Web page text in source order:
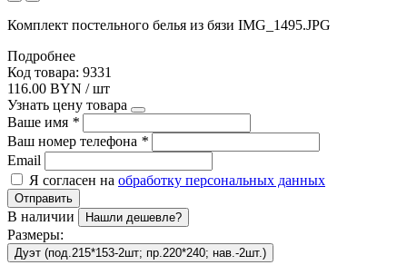
Комплект постельного белья из бязи IMG_1495.JPG
Подробнее
Код товара: 9331
116.00 BYN / шт
Узнать цену товара
Ваше имя *
Ваш номер телефона *
Email
Я согласен на обработку персональных данных
Отправить
В наличии Нашли дешевле?
Размеры:
Дуэт (под.215*153-2шт; пр.220*240; нав.-2шт.)